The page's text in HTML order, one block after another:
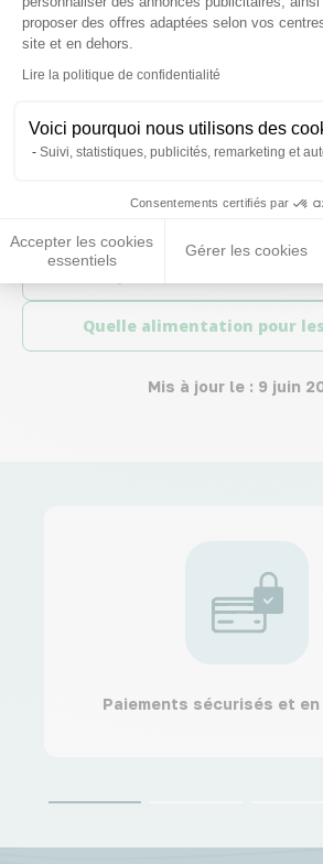
proposer des offres adaptées selon vos
site et en dehors.
Lire la politique de confidentialité
Voici pourquoi nous utilisons des
Suivi, statistiques, publicités, remarketing et
Consentements certifiés par
Accepter les cookies
essentiels
Gérer les cookies
Axeptio consent
l’œuf contient du sang : votre poule
problème de santé. Consultez un
Quelle alimentation pour
Mis à jour le : 9 juin
Paiements sécurisés et en